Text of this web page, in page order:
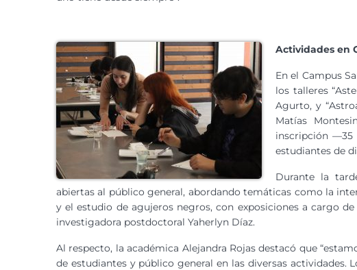
Actividades en
En el Campus
los talleres
Agurto, y
Matías
inscripción —35
estudiantes de
Durante la
abiertas al público general, abordando temáticas como la
y el estudio de agujeros negros, con exposiciones a cargo
investigadora postdoctoral Yaherlyn Díaz.
Al respecto, la académica Alejandra Rojas destacó que
de estudiantes y público general en las diversas actividades.